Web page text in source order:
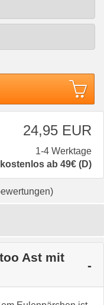
24,95 EUR
1-4 Werktage
kostenlos ab 49€ (D)
Ast mit